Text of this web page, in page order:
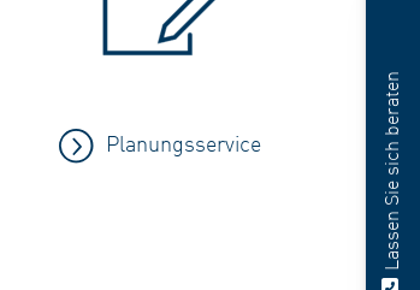
Planungsservice Lassen Sie sich beraten